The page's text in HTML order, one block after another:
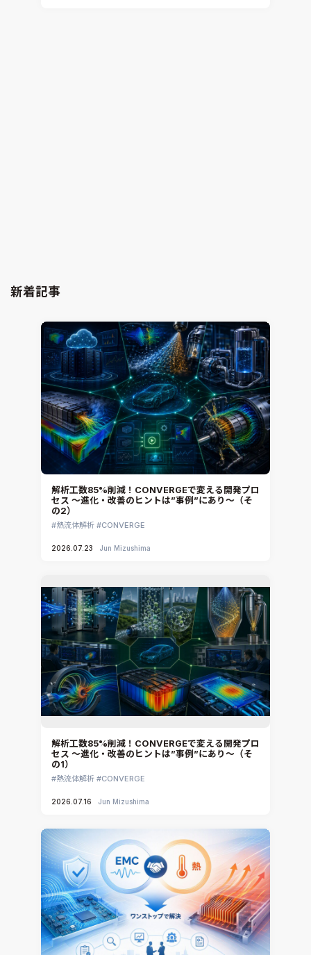
新着記事
解析工数85%削減！CONVERGEで変える開発プロ
セス ～進化・改善のヒントは”事例”にあり～（そ
の2）
熱流体解析 CONVERGE
2026.07.23 Jun Mizushima
解析工数85%削減！CONVERGEで変える開発プロ
セス ～進化・改善のヒントは”事例”にあり～（そ
の1）
熱流体解析 CONVERGE
2026.07.16 Jun Mizushima